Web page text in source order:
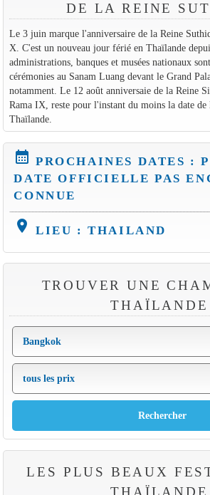
DE LA REINE
Le 3 juin marque l'anniversaire de la Reine
X. C'est un nouveau jour férié en Thaïlande
administrations, banques et musées nationaux
cérémonies au Sanam Luang devant le Grand
notamment. Le 12 août anniversaie de la Reine
Rama IX, reste pour l'instant du moins la date de
Thaïlande.
calendar_month PROCHAINES DATES :
DATE OFFICIELLE PAS
CONNUE
location_on LIEU : THAILAND
TROUVER UNE
THAÏLANDE
LES PLUS BEAUX